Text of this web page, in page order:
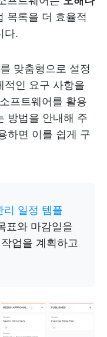
목록을 더 효율적
다.
맞춤형으로 설정
적인 요구 사항을
프트웨어를 활용
방법을 안내해 주
하면 이를 쉽게 구
일정 템플
표와 마감일을
업을 계획하고